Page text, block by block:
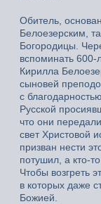
Обитель,
Белоезерским,
Богородицы.
вспоминать 600-
Кирилла
сыновей
с
Русской
что они
свет Христовой
призван нести
потушил, а кто-
Чтобы возгреть
в которых даже
Божией.